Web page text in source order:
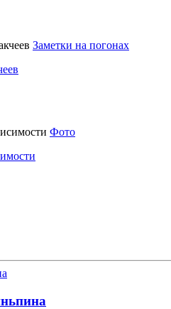
Заметки на погонах
Фото